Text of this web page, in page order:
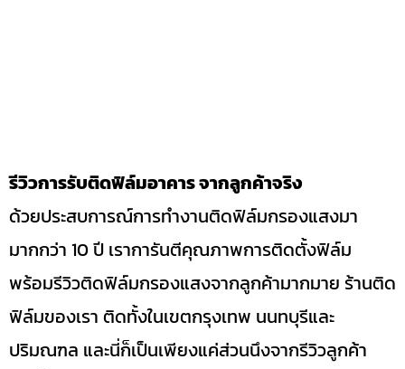
รีวิวการรับติดฟิล์มอาคาร จากลูกค้าจริง
ด้วยประสบการณ์การทำงานติดฟิล์มกรองแสงมา
มากกว่า 10 ปี เราการันตีคุณภาพการติดตั้งฟิล์ม
พร้อมรีวิวติดฟิล์มกรองแสงจากลูกค้ามากมาย ร้านติด
ฟิล์มของเรา ติดทั้งในเขตกรุงเทพ นนทบุรีและ
ปริมณฑล และนี่ก็เป็นเพียงแค่ส่วนนึงจากรีวิวลูกค้า